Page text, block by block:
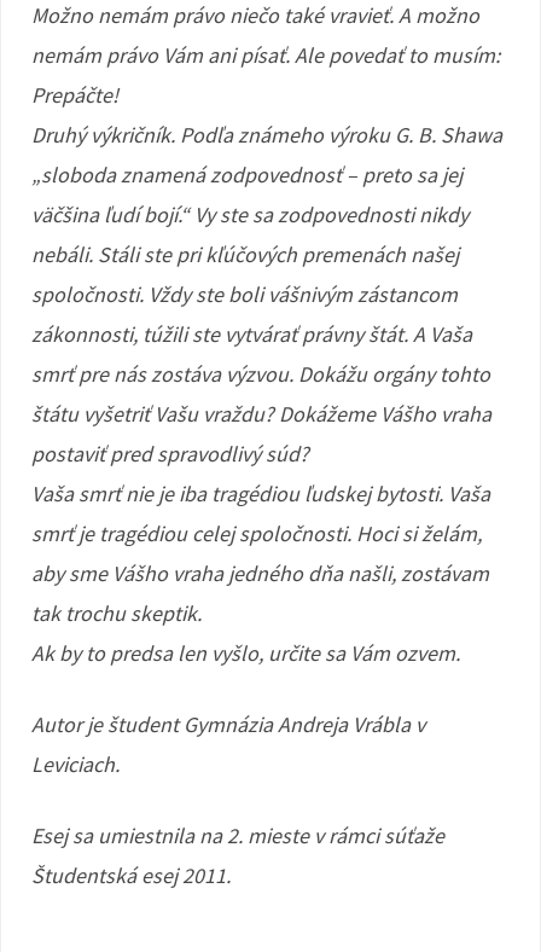
Možno nemám právo niečo také vravieť. A možno
nemám právo Vám ani písať. Ale povedať to musím:
Prepáčte!
Druhý výkričník. Podľa známeho výroku G. B. Shawa
„sloboda znamená zodpovednosť – preto sa jej
väčšina ľudí bojí.“ Vy ste sa zodpovednosti nikdy
nebáli. Stáli ste pri kľúčových premenách našej
spoločnosti. Vždy ste boli vášnivým zástancom
zákonnosti, túžili ste vytvárať právny štát. A Vaša
smrť pre nás zostáva výzvou. Dokážu orgány tohto
štátu vyšetriť Vašu vraždu? Dokážeme Vášho vraha
postaviť pred spravodlivý súd?
Vaša smrť nie je iba tragédiou ľudskej bytosti. Vaša
smrť je tragédiou celej spoločnosti. Hoci si želám,
aby sme Vášho vraha jedného dňa našli, zostávam
tak trochu skeptik.
Ak by to predsa len vyšlo, určite sa Vám ozvem.
Autor je študent Gymnázia Andreja Vrábla v
Leviciach.
Esej sa umiestnila na 2. mieste v rámci súťaže
Študentská esej 2011.